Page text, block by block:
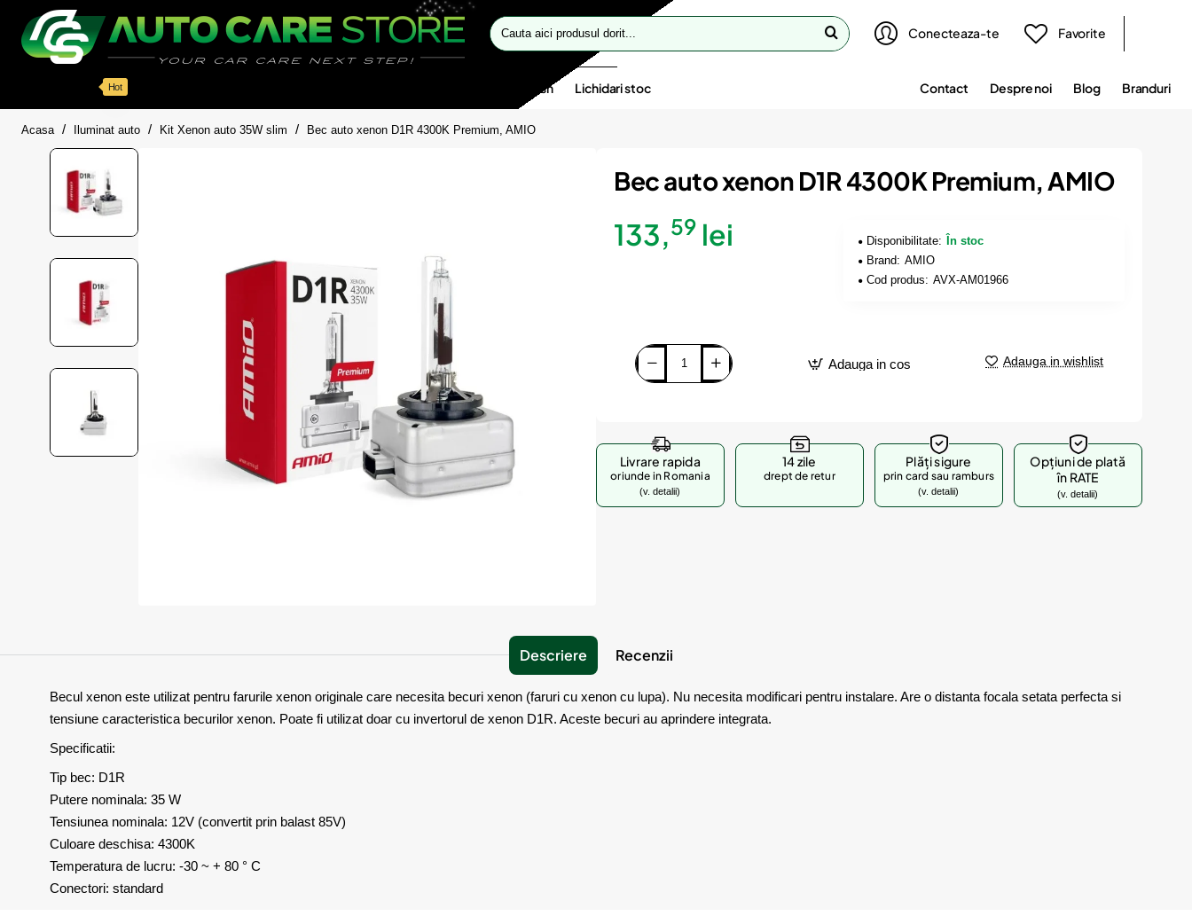
Cauta
aici
Conecteaza-te Favorite
Hot Oferte flash Lichidari stoc Contact Despre noi Blog Branduri
Acasa homeIluminat auto Kit Xenon auto 35W slim Bec auto xenon D1R 4300K Premium, AMIO
Bec auto xenon D1R 4300K Premium, AMIO
133,59 lei Disponibilitate:
În stoc
Brand: AMIO
Cod produs: AVX-AM01966
Adauga in cos Adauga in wishlist
Livrare rapida
oriunde in Romania
(v. detalii)
14 zile
drept de retur
Plăți sigure
prin card sau ramburs
(v. detalii)
Opțiuni de plată
în RATE
(v. detalii)
Descriere Recenzii
Becul xenon este utilizat pentru farurile xenon originale care necesita becuri xenon (faruri cu xenon cu lupa). Nu necesita modificari pentru instalare. Are o distanta focala setata perfecta si
tensiune caracteristica becurilor xenon. Poate fi utilizat doar cu invertorul de xenon D1R. Aceste becuri au aprindere integrata.
Specificatii:
Tip bec: D1R
Putere nominala: 35 W
Tensiunea nominala: 12V (convertit prin balast 85V)
Culoare deschisa: 4300K
Temperatura de lucru: -30 ~ + 80 ° C
Conectori: standard